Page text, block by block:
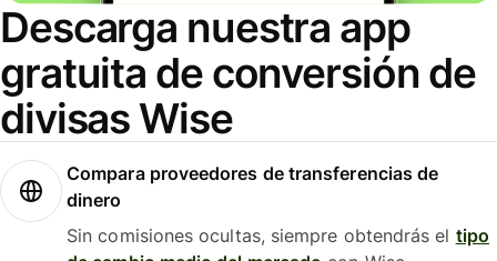
Descarga nuestra app
gratuita de conversión de
divisas Wise
Compara proveedores de transferencias de
dinero
Sin comisiones ocultas, siempre obtendrás el tipo